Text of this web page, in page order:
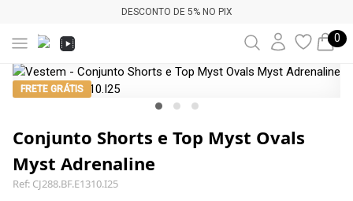
DESCONTO DE 5% NO PIX
0
FRETE GRÁTIS
Conjunto Shorts e Top Myst Ovals
Myst Adrenaline
Ref: CJ288.BF.E1310.I25